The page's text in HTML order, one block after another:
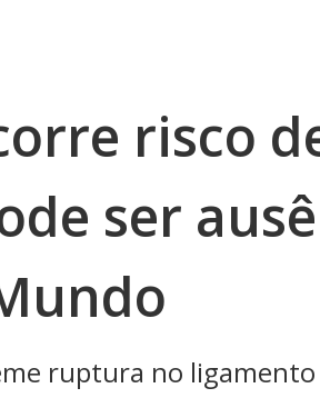
risco
ser
ruptura no